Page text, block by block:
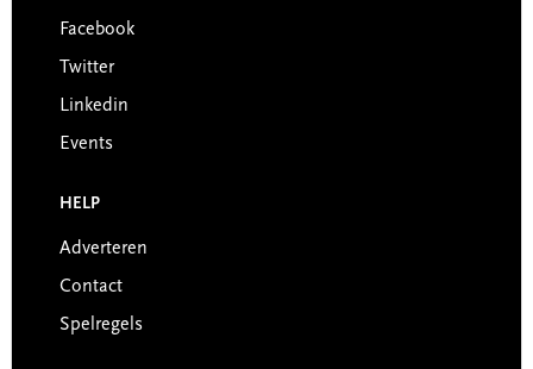
Facebook
Twitter
Linkedin
Events
HELP
Adverteren
Contact
Spelregels